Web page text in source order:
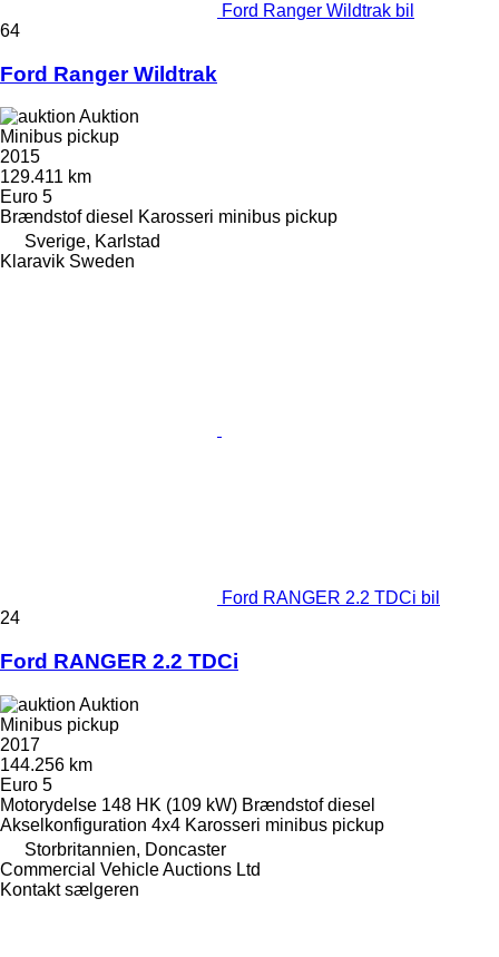
Ford Ranger Wildtrak bil
64
Ford Ranger Wildtrak
Auktion
Minibus pickup
2015
129.411 km
Euro 5
Brændstof diesel Karosseri minibus pickup
Sverige, Karlstad
Klaravik Sweden
Ford RANGER 2.2 TDCi bil
24
Ford RANGER 2.2 TDCi
Auktion
Minibus pickup
2017
144.256 km
Euro 5
Motorydelse 148 HK (109 kW) Brændstof diesel
Akselkonfiguration 4x4 Karosseri minibus pickup
Storbritannien, Doncaster
Commercial Vehicle Auctions Ltd
Kontakt sælgeren